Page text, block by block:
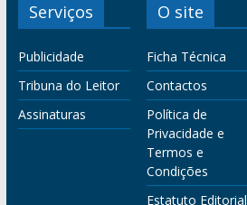
Serviços
Publicidade
Tribuna do Leitor
Assinaturas
O site
Ficha Técnica
Contactos
Política de
Privacidade e
Termos e
Condições
Estatuto Editorial